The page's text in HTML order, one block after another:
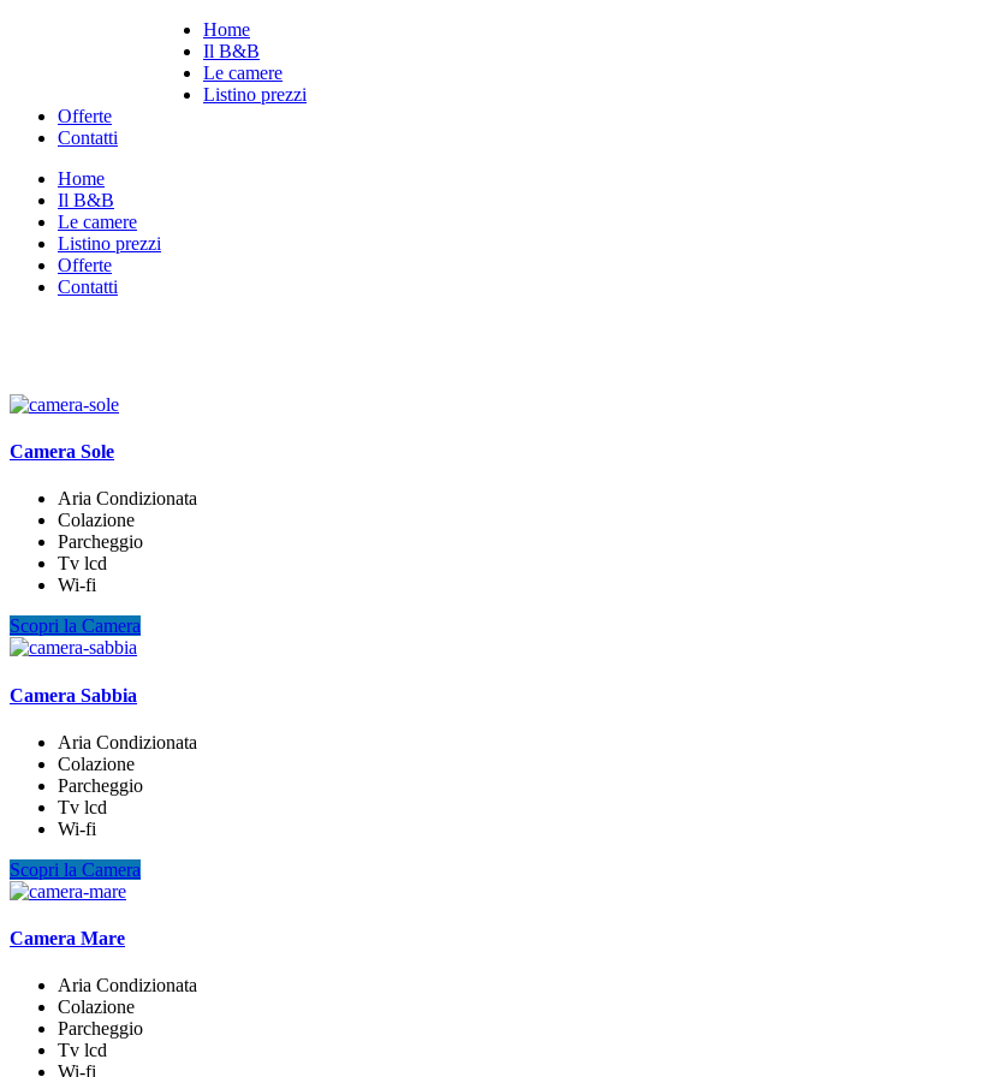
Home
Il B&B
Le camere
Listino prezzi
Offerte
Contatti
Home
Il B&B
Le camere
Listino prezzi
Offerte
Contatti
Camera Sole
Aria Condizionata
Colazione
Parcheggio
Tv lcd
Wi-fi
Scopri la Camera
Camera Sabbia
Aria Condizionata
Colazione
Parcheggio
Tv lcd
Wi-fi
Scopri la Camera
Camera Mare
Aria Condizionata
Colazione
Parcheggio
Tv lcd
Wi-fi